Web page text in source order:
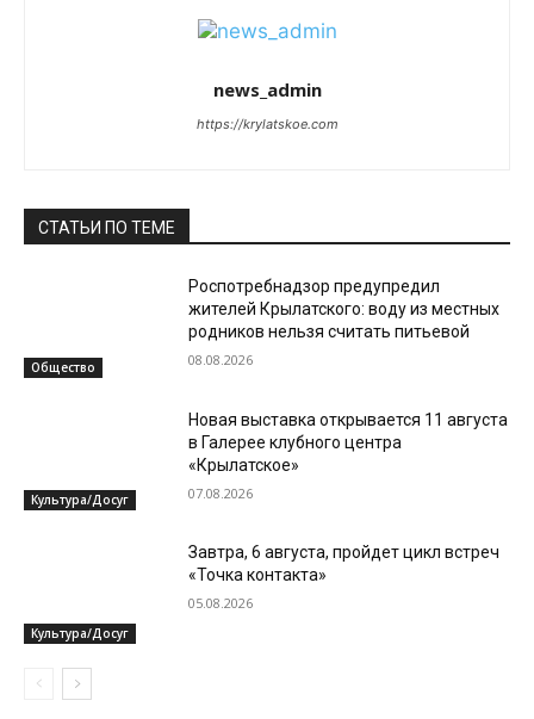
news_admin
https://krylatskoe.com
СТАТЬИ ПО ТЕМЕ
Общество
Роспотребнадзор предупредил
жителей Крылатского: воду из местных
родников нельзя считать питьевой
08.08.2026
Культура/Досуг
Новая выставка открывается 11 августа
в Галерее клубного центра
«Крылатское»
07.08.2026
Культура/Досуг
Завтра, 6 августа, пройдет цикл встреч
«Точка контакта»
05.08.2026